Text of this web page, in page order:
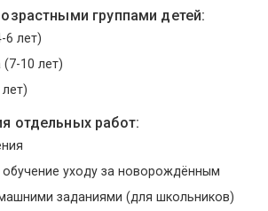
группами детей:
6 лет)
10 лет)
отдельных работ:
обучение уходу за новорождённым
заданиями (для школьников)